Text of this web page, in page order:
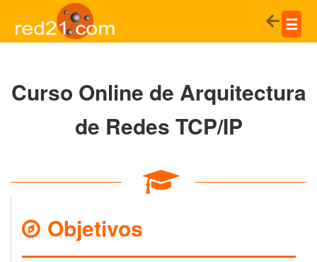
☰
Curso Online de Arquitectura
de Redes TCP/IP
Objetivos